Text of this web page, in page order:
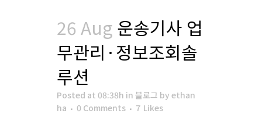
26 Aug 운송기사 업
무관리·정보조회솔
루션
Posted at 08:38h in 블로그 by ethan
ha
0 Comments 7 Likes